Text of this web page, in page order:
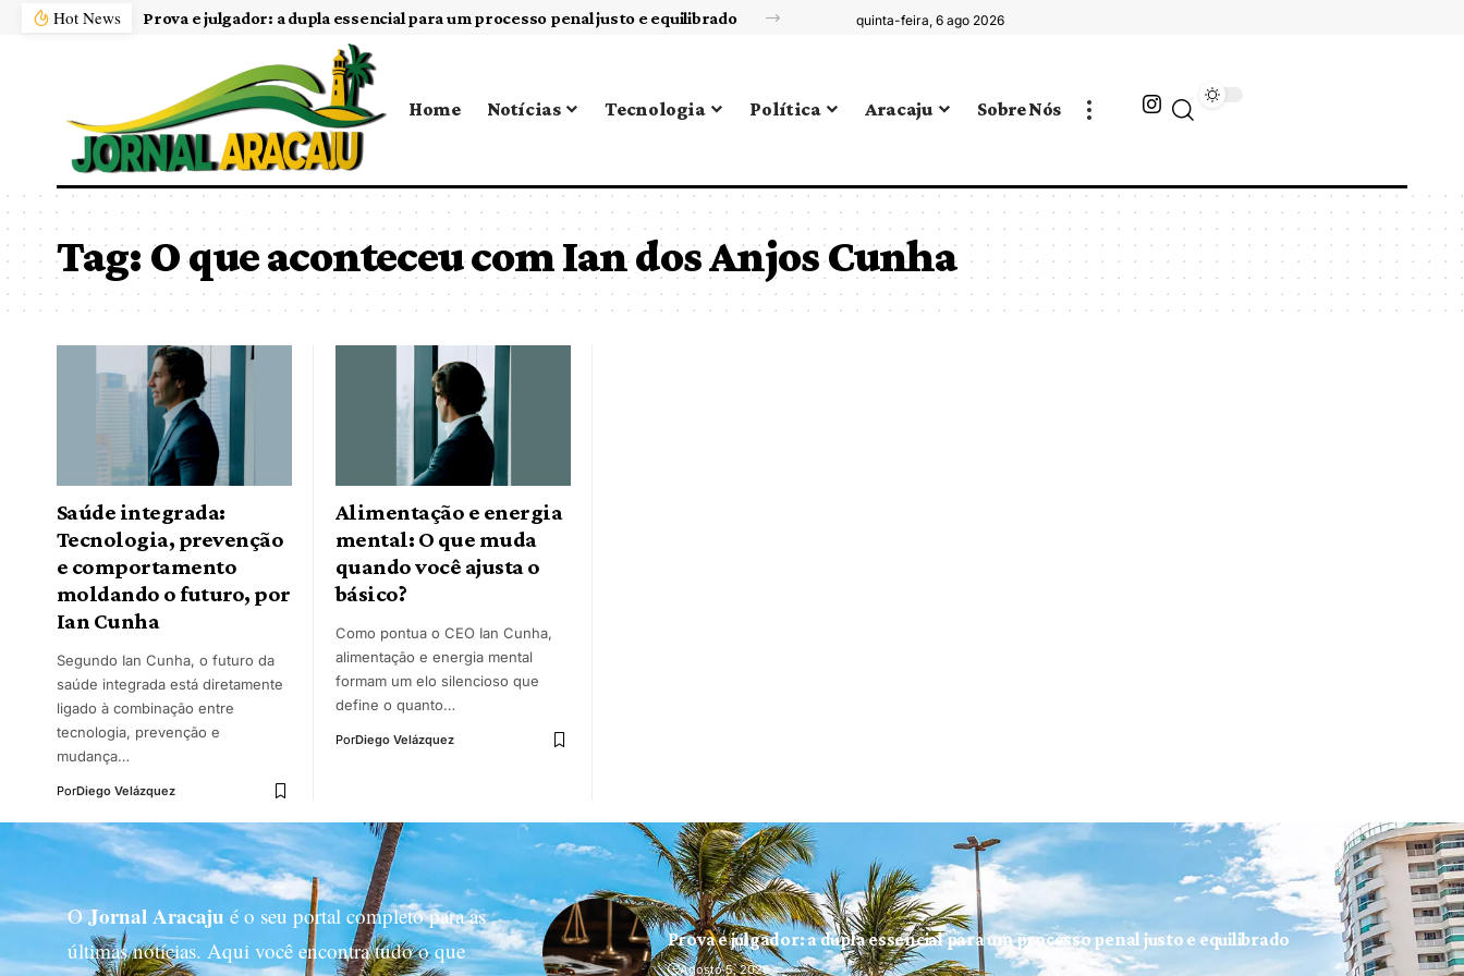
Hot News Prova e julgador: a dupla essencial para um processo penal justo e equilibrado quinta-feira, 6 ago 2026
Home Notícias Tecnologia Política Aracaju Sobre Nós
Tag: O que aconteceu com Ian dos Anjos Cunha
Saúde integrada:
Tecnologia, prevenção
e comportamento
moldando o futuro, por
Ian Cunha
Segundo Ian Cunha, o futuro da
saúde integrada está diretamente
ligado à combinação entre
tecnologia, prevenção e
mudança…
PorDiego Velázquez
Alimentação e energia
mental: O que muda
quando você ajusta o
básico?
Como pontua o CEO Ian Cunha,
alimentação e energia mental
formam um elo silencioso que
define o quanto…
PorDiego Velázquez
OJornal Aracaju é o seu portal completo para as
últimas notícias. Aqui você encontra tudo o que
Prova e julgador: a dupla essencial para um processo penal justo e equilibrado
Agosto 5, 2026